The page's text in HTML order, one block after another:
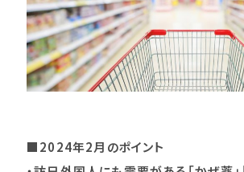
■2024年2月のポイント